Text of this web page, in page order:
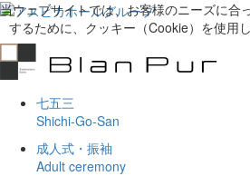
七五三
Shichi-Go-San
成人式・振袖
Adult ceremony
当ウェブサイトでは、お客様のニーズに合
するために、クッキー（Cookie）を使用し